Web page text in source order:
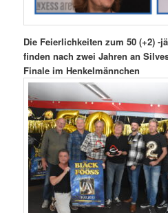
Die Feierlichkeiten zum 50 (+2) -
finden nach zwei Jahren an
Finale im Henkelmännchen